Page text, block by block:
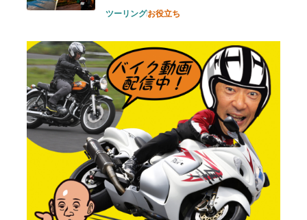
ツーリングお役立ち